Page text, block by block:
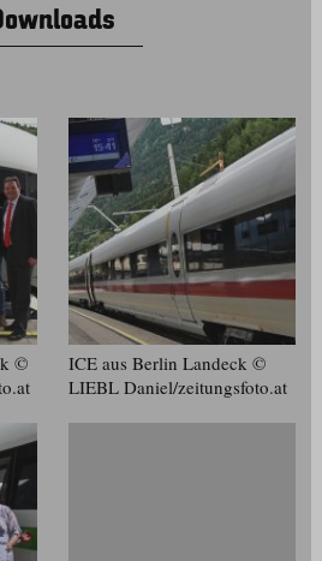
©
ICE aus Berlin Landeck ©
LIEBL Daniel/​zeitungsfoto.at